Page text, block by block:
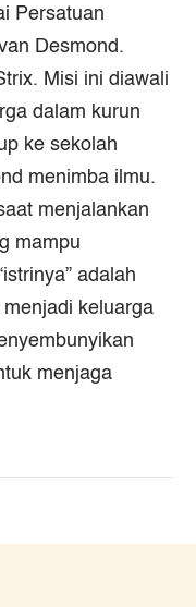
Persatuan
Desmond.
Misi ini diawali
dalam kurun
ke sekolah
menimba ilmu.
menjalankan
mampu
adalah
keluarga
menjaga